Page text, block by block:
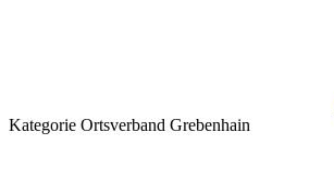
Kategorie Ortsverband Grebenhain